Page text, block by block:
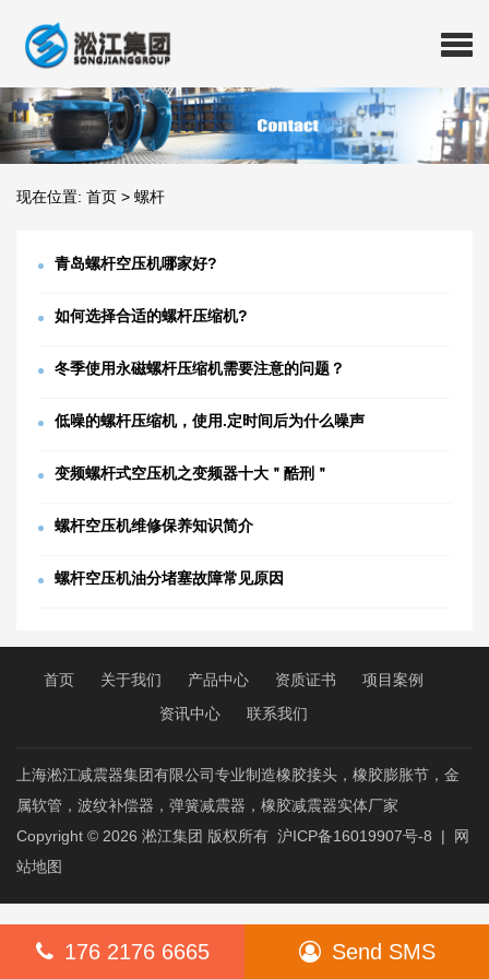
现在位置: 首页 > 螺杆
青岛螺杆空压机哪家好?
如何选择合适的螺杆压缩机?
冬季使用永磁螺杆压缩机需要注意的问题？
低噪的螺杆压缩机，使用.定时间后为什么噪声
变频螺杆式空压机之变频器十大＂酷刑＂
螺杆空压机维修保养知识简介
螺杆空压机油分堵塞故障常见原因
首页 关于我们 产品中心 资质证书
项目案例
资讯中心
联系我们
上海淞江减震器集团有限公司专业制造橡胶接头，橡胶膨胀节，金
属软管，波纹补偿器，弹簧减震器，橡胶减震器实体厂家
Copyright © 2026 淞江集团 版权所有 沪ICP备16019907号-8 |
网
站地图
176 2176 6665 Send SMS